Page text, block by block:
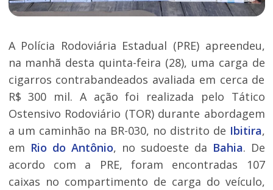
A Polícia Rodoviária Estadual (PRE) apreendeu,
na manhã desta quinta-feira (28), uma carga de
cigarros contrabandeados avaliada em cerca de
R$ 300 mil. A ação foi realizada pelo Tático
Ostensivo Rodoviário (TOR) durante abordagem
a um caminhão na BR-030, no distrito de Ibitira,
em Rio do Antônio, no sudoeste da Bahia. De
acordo com a PRE, foram encontradas 107
caixas no compartimento de carga do veículo,